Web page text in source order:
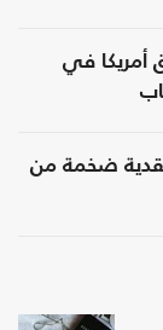
أمريكا في
ضخمة من